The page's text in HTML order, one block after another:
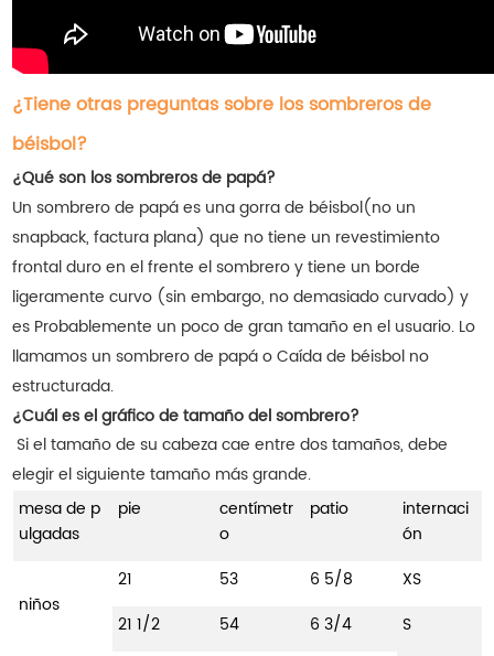
¿Tiene otras preguntas sobre los sombreros de
béisbol?
¿Qué son los sombreros de papá?
Un sombrero de papá es una gorra de béisbol(no un
snapback, factura plana) que no tiene un revestimiento
frontal duro en el frente el sombrero y tiene un borde
ligeramente curvo (sin embargo, no demasiado curvado) y
es Probablemente un poco de gran tamaño en el usuario. Lo
llamamos un sombrero de papá o Caída de béisbol no
estructurada.
¿Cuál es el gráfico de tamaño del sombrero?
Si el tamaño de su cabeza cae entre dos tamaños, debe
elegir el siguiente tamaño más grande.
mesa de p
ulgadas
pie
centímetr
o
patio
internaci
ón
niños
21 53 6 5/8
XS
21 1/2
54 6 3/4
S